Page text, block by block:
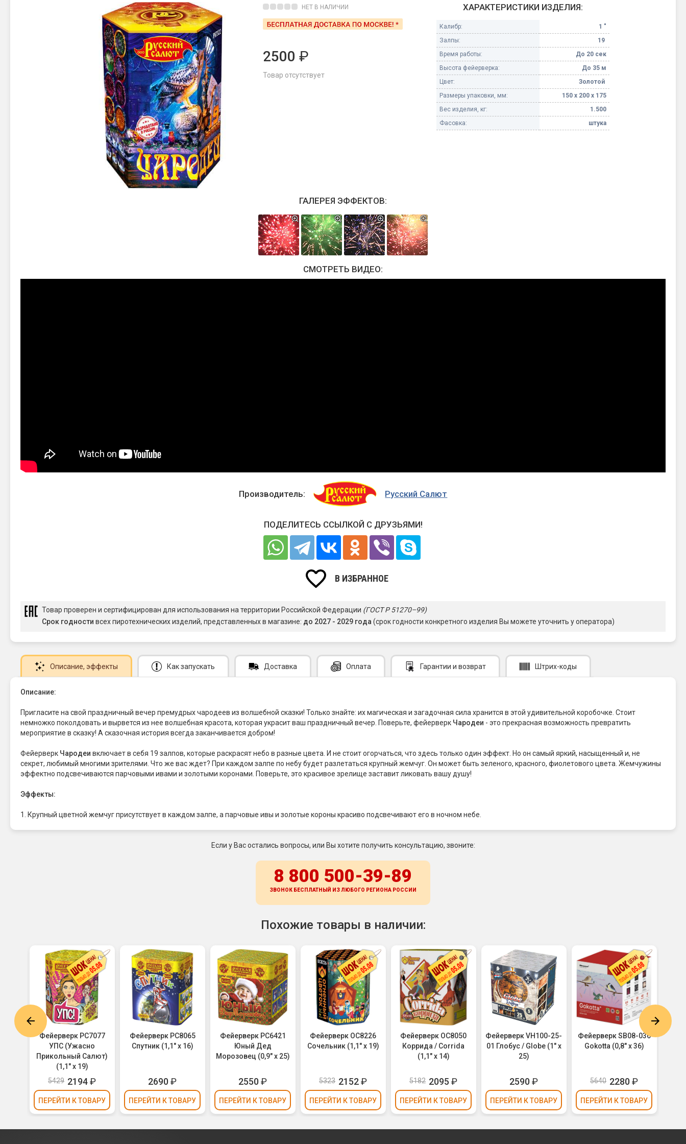
Фейерверки на свадьбу
Маленькие фейерверки
Петарды
Терочные
Фитильные
Лимонки, гранаты
Корсары
Летающие и наземные
Бабочки, пчелы
Жуки
Циркоблицы
Цветной дым и огонь
Сигнальная пиротехника
Бенгальские огни малые
Бенгальские огни большие
Фонтаны пиротехнические
Фонтаны в торт (холодные)
Фестивальные шары
Небесные фонарики
Оборудование для
спецэффектов
Елочные гирлянды
НЕТ В НАЛИЧИИ
2500 ₽
Товар отсутствует
ХАРАКТЕРИСТИКИ ИЗДЕЛИЯ:
Калибр:
1 "
Залпы:
19
Время работы:
До 20 сек
Высота фейерверка:
До 35 м
Цвет:
Золотой
Размеры упаковки, мм:
150 х 200 х 175
Вес изделия, кг:
1.500
Фасовка:
штука
ГАЛЕРЕЯ ЭФФЕКТОВ:
СМОТРЕТЬ ВИДЕО:
Производитель: Русский Салют
ПОДЕЛИТЕСЬ ССЫЛКОЙ С ДРУЗЬЯМИ!
В ИЗБРАННОЕ
Товар проверен и сертифицирован для использования на территории Российской Федерации (ГОСТ Р 51270–99)
Срок годности всех пиротехнических изделий, представленных в магазине: до 2027 - 2029 года (срок годности конкретного изделия Вы можете уточнить у оператора)
Описание, эффекты Как запускать Доставка Оплата Гарантии и возврат Штрих-коды
Описание:
Пригласите на свой праздничный вечер премудрых чародеев из волшебной сказки! Только знайте: их магическая и загадочная сила хранится в этой удивительной коробочке. Стоит
немножко поколдовать и вырвется из нее волшебная красота, которая украсит ваш праздничный вечер. Поверьте, фейерверк Чародеи - это прекрасная возможность превратить
мероприятие в сказку! А сказочная история всегда заканчивается добром!
Фейерверк Чародеи включает в себя 19 залпов, которые раскрасят небо в разные цвета. И не стоит огорчаться, что здесь только один эффект. Но он самый яркий, насыщенный и, не
секрет, любимый многими зрителями. Что же вас ждет? При каждом залпе по небу будет разлетаться крупный жемчуг. Он может быть зеленого, красного, фиолетового цвета. Жемчужины
эффектно подсвечиваются парчовыми ивами и золотыми коронами. Поверьте, это красивое зрелище заставит ликовать вашу душу!
Эффекты:
1. Крупный цветной жемчуг присутствует в каждом залпе, а парчовые ивы и золотые короны красиво подсвечивают его в ночном небе.
Если у Вас остались вопросы, или Вы хотите получить консультацию, звоните:
8 800 500-39-89
ЗВОНОК БЕСПЛАТНЫЙ ИЗ ЛЮБОГО РЕГИОНА РОССИИ
Похожие товары в наличии:
Фейерверк РС7077
УПС (Ужасно
Прикольный Салют)
(1,1" х 19)
5429 2194₽
ПЕРЕЙТИ К ТОВАРУ
Фейерверк РС8065
Спутник (1,1" х 16)
2690₽
ПЕРЕЙТИ К ТОВАРУ
Фейерверк РС6421
Юный Дед
Морозовец (0,9" х 25)
2550₽
ПЕРЕЙТИ К ТОВАРУ
Фейерверк ОС8226
Сочельник (1,1" х 19)
5323 2152₽
ПЕРЕЙТИ К ТОВАРУ
Фейерверк ОС8050
Коррида / Corrida
(1,1" х 14)
5182 2095 ₽
ПЕРЕЙТИ К ТОВАРУ
Фейерверк VH100-25-
01 Глобус / Globe (1" х
25)
2590₽
ПЕРЕЙТИ К ТОВАРУ
Фейерверк SB08-036
Gokotta (0,8" х 36)
5640 2280₽
ПЕРЕЙТИ К ТОВАРУ